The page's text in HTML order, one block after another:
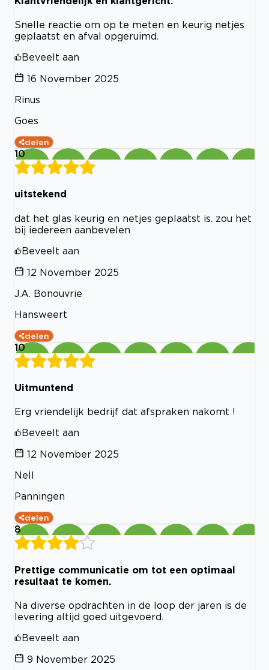
Snelle reactie om op te meten en keurig netjes
geplaatst en afval opgeruimd.
Beveelt aan
16 November 2025
Rinus
Goes
delen
10
uitstekend
dat het glas keurig en netjes geplaatst is. zou het
bij iedereen aanbevelen
Beveelt aan
12 November 2025
J.A. Bonouvrie
Hansweert
delen
10
Uitmuntend
Erg vriendelijk bedrijf dat afspraken nakomt !
Beveelt aan
12 November 2025
Nell
Panningen
delen
8
Prettige communicatie om tot een optimaal
resultaat te komen.
Na diverse opdrachten in de loop der jaren is de
levering altijd goed uitgevoerd.
Beveelt aan
9 November 2025